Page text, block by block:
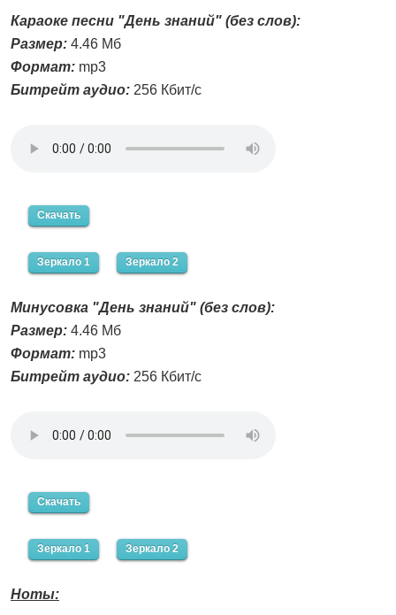
Караоке песни "День знаний" (без слов):
Размер: 4.46 Мб
Формат: mp3
Битрейт аудио: 256 Кбит/с
Скачать
Зеркало 1 Зеркало 2
Минусовка "День знаний" (без слов):
Размер: 4.46 Мб
Формат: mp3
Битрейт аудио: 256 Кбит/с
Скачать
Зеркало 1 Зеркало 2
Ноты: